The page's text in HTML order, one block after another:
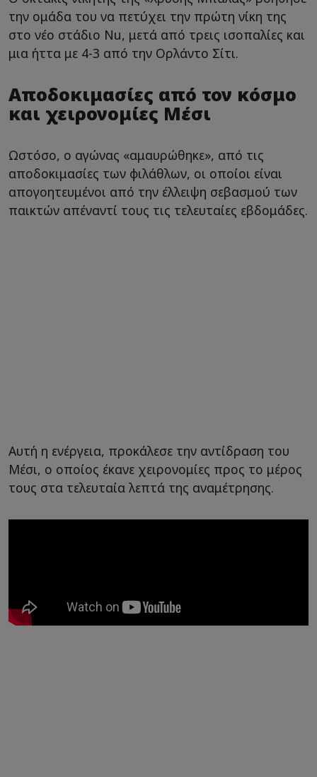
την ομάδα του να πετύχει την πρώτη νίκη της
στο νέο στάδιο Nu, μετά από τρεις ισοπαλίες και
μια ήττα με 4-3 από την Ορλάντο Σίτι.
Αποδοκιμασίες από τον κόσμο
και χειρονομίες Μέσι
Ωστόσο, ο αγώνας «αμαυρώθηκε», από τις
αποδοκιμασίες των φιλάθλων, οι οποίοι είναι
απογοητευμένοι από την έλλειψη σεβασμού των
παικτών απέναντί τους τις τελευταίες εβδομάδες.
Αυτή η ενέργεια, προκάλεσε την αντίδραση του
Μέσι, ο οποίος έκανε χειρονομίες προς το μέρος
τους στα τελευταία λεπτά της αναμέτρησης.